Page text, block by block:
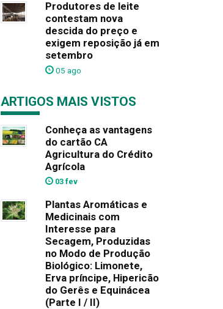
Produtores de leite
contestam nova
descida do preço e
exigem reposição já em
setembro
05 ago
ARTIGOS MAIS VISTOS
Conheça as vantagens
do cartão CA
Agricultura do Crédito
Agrícola
03 fev
Plantas Aromáticas e
Medicinais com
Interesse para
Secagem, Produzidas
no Modo de Produção
Biológico: Limonete,
Erva príncipe, Hipericão
do Gerês e Equinácea
(Parte I / II)